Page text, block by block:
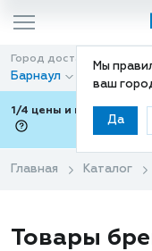
Мы
ваш
Да
Город доставки
Барнаул
1/4 цены и покупки
Главная Каталог
Товары